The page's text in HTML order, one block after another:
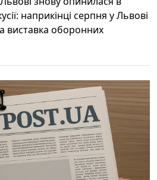
наприкінці серпня у Львові
виставка оборонних